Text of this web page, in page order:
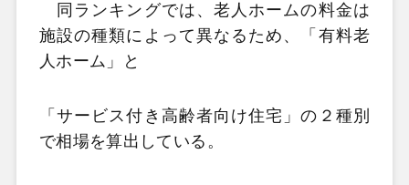
同ランキングでは、老人ホームの料金は
施設の種類によって異なるため、「有料老
人ホーム」と
「サービス付き高齢者向け住宅」の２種別
で相場を算出している。